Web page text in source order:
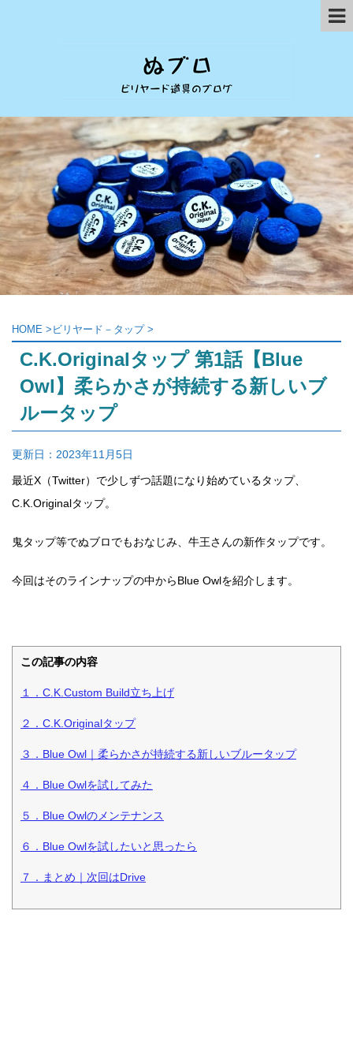
HOME > ビリヤード－タップ >
C.K.Originalタップ 第1話【Blue
Owl】柔らかさが持続する新しいブ
ルータップ
更新日： 2023年11月5日
最近X（Twitter）で少しずつ話題になり始めているタップ、
C.K.Originalタップ。
鬼タップ等でぬブロでもおなじみ、牛王さんの新作タップです。
今回はそのラインナップの中からBlue Owlを紹介します。
この記事の内容
１．C.K.Custom Build立ち上げ
２．C.K.Originalタップ
３．Blue Owl｜柔らかさが持続する新しいブルータップ
４．Blue Owlを試してみた
５．Blue Owlのメンテナンス
６．Blue Owlを試したいと思ったら
７．まとめ｜次回はDrive